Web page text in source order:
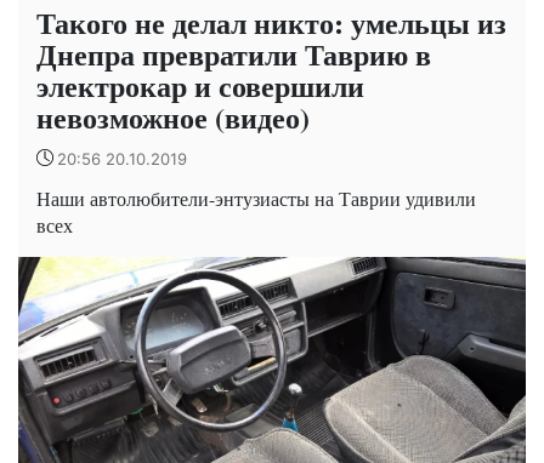
Такого не делал никто: умельцы из
Днепра превратили Таврию в
электрокар и совершили
невозможное (видео)
20:56 20.10.2019
Наши автолюбители-энтузиасты на Таврии удивили
всех